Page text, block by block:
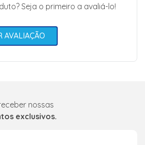
Seja o primeiro a avaliá-lo!
AVALIAÇÃO
nossas
exclusivos.